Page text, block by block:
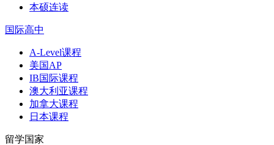
本硕连读
国际高中
A-Level课程
美国AP
IB国际课程
澳大利亚课程
加拿大课程
日本课程
留学国家